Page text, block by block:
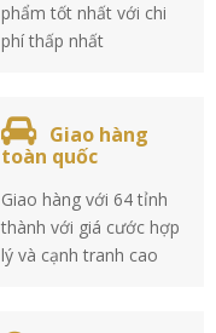
phẩm tốt nhất với chi
phí thấp nhất
Giao hàng
toàn quốc
Giao hàng với 64 tỉnh
thành với giá cước hợp
lý và cạnh tranh cao